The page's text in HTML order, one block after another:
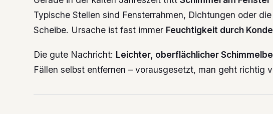
Typische Stellen sind Fensterrahmen, Dichtungen oder
Scheibe. Ursache ist fast immer Feuchtigkeit durch
Die gute Nachricht: Leichter, oberflächlicher
Fällen selbst entfernen – vorausgesetzt, man geht richtig